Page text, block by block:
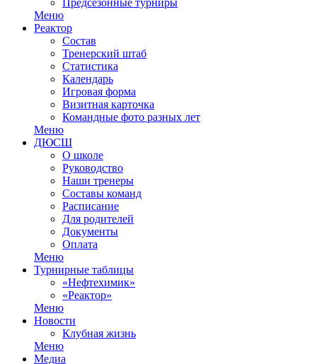
Предсезонные турниры
Меню
Реактор
Состав
Тренерский штаб
Статистика
Календарь
Игровая форма
Визитная карточка
Командные фото разных лет
Меню
ДЮСШ
О школе
Руководство
Наши тренеры
Составы команд
Расписание
Для родителей
Документы
Оплата
Меню
Турнирные таблицы
«Нефтехимик»
«Реактор»
Меню
Новости
Клубная жизнь
Меню
Медиа